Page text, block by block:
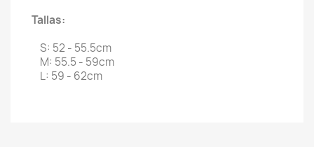
Tallas:
S: 52 - 55.5cm
M: 55.5 - 59cm
L: 59 - 62cm